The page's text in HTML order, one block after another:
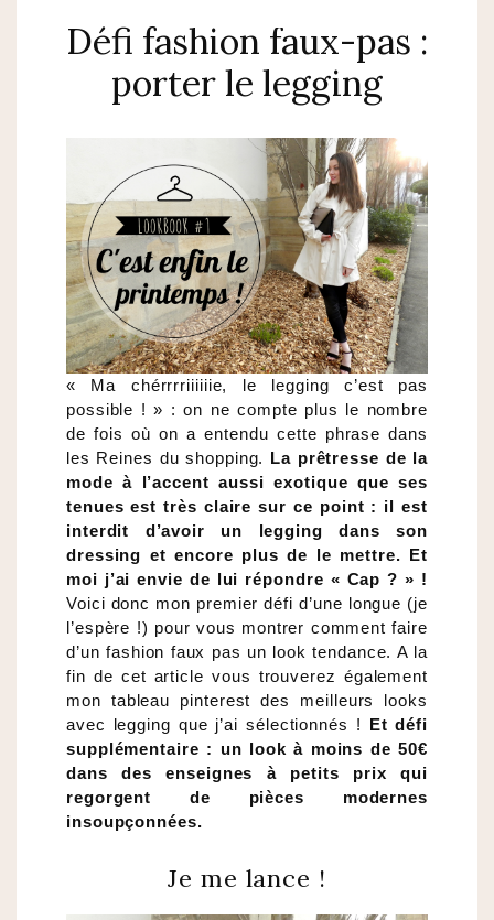
Défi fashion faux-pas :
porter le legging
« Ma chérrrriiiiiie, le legging c’est pas
possible ! » : on ne compte plus le nombre
de fois où on a entendu cette phrase dans
les Reines du shopping. La prêtresse de la
mode à l’accent aussi exotique que ses
tenues est très claire sur ce point : il est
interdit d’avoir un legging dans son
dressing et encore plus de le mettre. Et
moi j’ai envie de lui répondre « Cap ? » !
Voici donc mon premier défi d’une longue (je
l’espère !) pour vous montrer comment faire
d’un fashion faux pas un look tendance. A la
fin de cet article vous trouverez également
mon tableau pinterest des meilleurs looks
avec legging que j’ai sélectionnés ! Et défi
supplémentaire : un look à moins de 50€
dans des enseignes à petits prix qui
regorgent de pièces modernes
insoupçonnées.
Je me lance !